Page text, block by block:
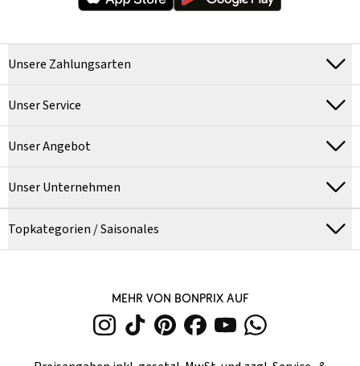
Unsere Zahlungsarten
Unser Service
Unser Angebot
Unser Unternehmen
Topkategorien / Saisonales
MEHR VON BONPRIX AUF